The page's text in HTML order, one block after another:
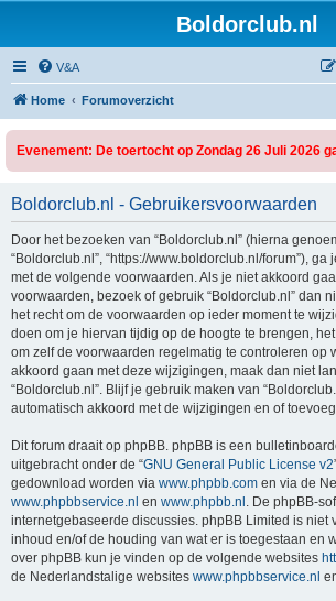
Boldorclub.nl
V&A
Home Forumoverzicht
Evenement: De toertocht op Zondag 26 Juli 2026
Boldorclub.nl - Gebruikersvoorwaarden
Door het bezoeken van “Boldorclub.nl” (hierna
“Boldorclub.nl”, “https://www.boldorclub.nl/forum”), ga
met de volgende voorwaarden. Als je niet akkoord
voorwaarden, bezoek of gebruik “Boldorclub.nl” dan
het recht om de voorwaarden op ieder moment te
doen om je hiervan tijdig op de hoogte te brengen,
om zelf de voorwaarden regelmatig te controleren op
akkoord gaan met deze wijzigingen, maak dan niet
“Boldorclub.nl”. Blijf je gebruik maken van
automatisch akkoord met de wijzigingen en of
Dit forum draait op phpBB. phpBB is een
uitgebracht onder de “GNU General Public License v2
gedownload worden via www.phpbb.com en via de
www.phpbbservice.nl en www.phpbb.nl . De phpBB-
internetgebaseerde discussies. phpBB Limited is niet
inhoud en/of de houding van wat er is toegestaan en
over phpBB kun je vinden op de volgende websites
de Nederlandstalige websites www.phpbbservice.nl